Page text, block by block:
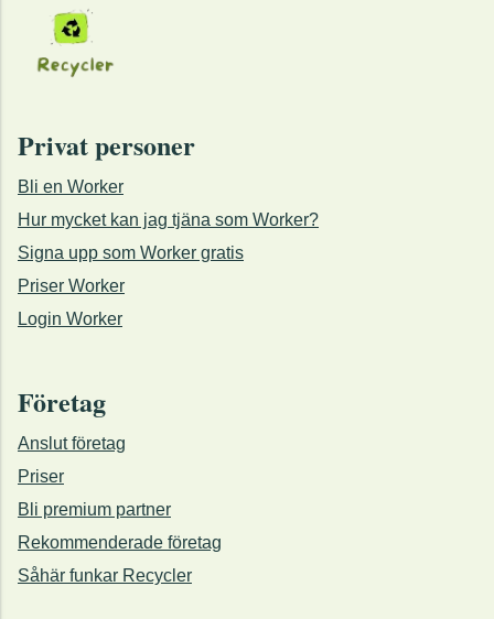
Privat personer
Bli en Worker
Hur mycket kan jag tjäna som Worker?
Signa upp som Worker gratis
Priser Worker
Login Worker
Företag
Anslut företag
Priser
Bli premium partner
Rekommenderade företag
Såhär funkar Recycler